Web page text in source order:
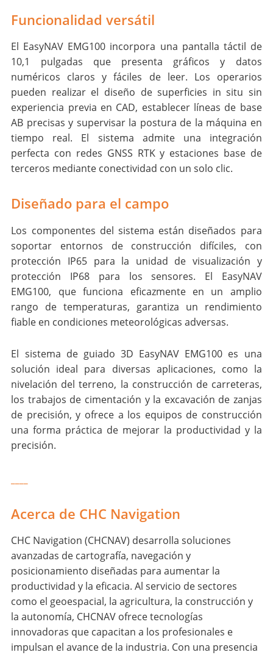
Funcionalidad versátil
El EasyNAV EMG100 incorpora una pantalla táctil de
10,1 pulgadas que presenta gráficos y datos
numéricos claros y fáciles de leer. Los operarios
pueden realizar el diseño de superficies in situ sin
experiencia previa en CAD, establecer líneas de base
AB precisas y supervisar la postura de la máquina en
tiempo real. El sistema admite una integración
perfecta con redes GNSS RTK y estaciones base de
terceros mediante conectividad con un solo clic.
Diseñado para el campo
Los componentes del sistema están diseñados para
soportar entornos de construcción difíciles, con
protección IP65 para la unidad de visualización y
protección IP68 para los sensores. El EasyNAV
EMG100, que funciona eficazmente en un amplio
rango de temperaturas, garantiza un rendimiento
fiable en condiciones meteorológicas adversas.
El sistema de guiado 3D EasyNAV EMG100 es una
solución ideal para diversas aplicaciones, como la
nivelación del terreno, la construcción de carreteras,
los trabajos de cimentación y la excavación de zanjas
de precisión, y ofrece a los equipos de construcción
una forma práctica de mejorar la productividad y la
precisión.
Acerca de CHC Navigation
CHC Navigation (CHCNAV) desarrolla soluciones
avanzadas de cartografía, navegación y
posicionamiento diseñadas para aumentar la
productividad y la eficacia. Al servicio de sectores
como el geoespacial, la agricultura, la construcción y
la autonomía, CHCNAV ofrece tecnologías
innovadoras que capacitan a los profesionales e
impulsan el avance de la industria. Con una presencia